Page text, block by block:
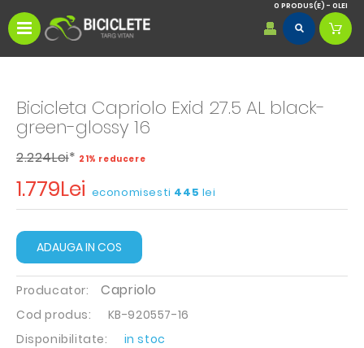
0 PRODUS(E) - 0LEI
Bicicleta Capriolo Exid 27.5 AL black-
green-glossy 16
2.224Lei* 21% reducere
1.779Lei economisesti 445 lei
ADAUGA IN COS
Producator: Capriolo
Cod produs:
KB-920557-16
Disponibilitate:
in stoc